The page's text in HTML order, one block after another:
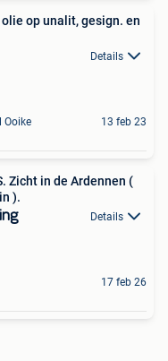
op unalit, gesign. en
Details
Ooike 13 feb 23
Zicht in de Ardennen (
).
Details
17 feb 26